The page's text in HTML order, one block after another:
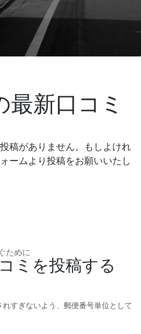
最新口コミ
稿がありません。もしよけれ
ームより投稿をお願いいたし
ために
ミを投稿する
れすぎないよう、郵便番号単位として